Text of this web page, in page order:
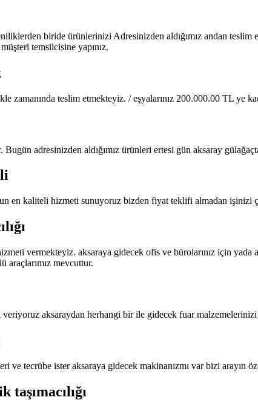
biride ürünlerinizi Adresinizden aldığımız andan
temsilcisine yapınız.
zamanında teslim etmekteyiz. / eşyalarınız 200.000.00 TL ye
adresinizden aldığımız ürünleri ertesi gün aksaray
en kaliteli hizmeti sunuyoruz bizden fiyat teklifi almadan işinizi
vermekteyiz. aksaraya gidecek ofis ve bürolarınız için
araçlarımız mevcuttur.
veriyoruz aksaraydan herhangi bir ile gidecek fuar
ve tecrübe ister aksaraya gidecek makinanızmı var bizi arayın